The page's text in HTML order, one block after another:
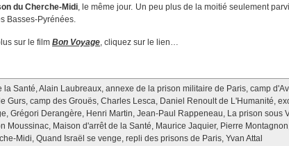
du Cherche-Midi, le même jour. Un peu plus de la moitié seulement
Basses-Pyrénées.
sur le film Bon Voyage, cliquez sur le lien…
la Santé,Alain Laubreaux, annexe de la prison militaire de Paris, camp
Gurs, camp des Grouës, Charles Lesca, Daniel Renoult de L'Humanité,
, Grégori Derangère, Henri Martin, Jean-Paul Rappeneau, La prison sous
Moussinac, Maison d'arrêt de la Santé, Maurice Jaquier, Pierre Montagnon
Midi, Quand Israël se venge, repli des prisons de Paris, Yvan Attal